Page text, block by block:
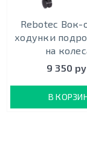
Rebotec Вок-
ходунки
на
9 350
В